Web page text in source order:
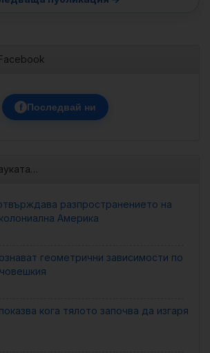
f Последвай ни
разпространението на
Америка
геометрични зависимости по
кога тялото започва да изгаря